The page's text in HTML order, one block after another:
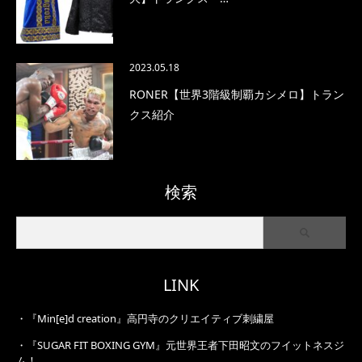
2023.05.18
RONER【世界3階級制覇カシメロ】トラン
クス紹介
検索
LINK
・
『Min[e]d creation』高円寺のクリエイティブ刺繍屋
・
『SUGAR FIT BOXING GYM』元世界王者下田昭文のフイットネスジ